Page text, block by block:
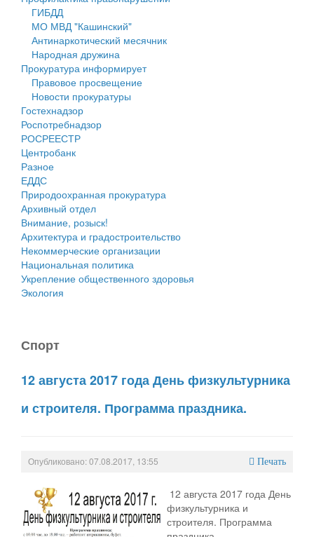
Нормативы градостроительного проектирования
Правила землепользования и застройки
Генеральные планы
Проекты планировки территории
Собрание депутатов
Городское поселение
Сельские поселения
ГИБДД
МО МВД "Кашинский"
Антинаркотический месячник
Народная дружина
Прокуратура информирует
Правовое просвещение
Новости прокуратуры
Гостехнадзор
Роспотребнадзор
РОСРЕЕСТР
Центробанк
Разное
ЕДДС
Природоохранная прокуратура
Архивный отдел
Внимание, розыск!
Архитектура и градостроительство
Некоммерческие организации
Национальная политика
Укрепление общественного здоровья
Экология
Спорт
12 августа 2017 года День физкультурника
и строителя. Программа праздника.
Опубликовано: 07.08.2017, 13:55 Печать
12 августа 2017 года День
физкультурника и
строителя. Программа